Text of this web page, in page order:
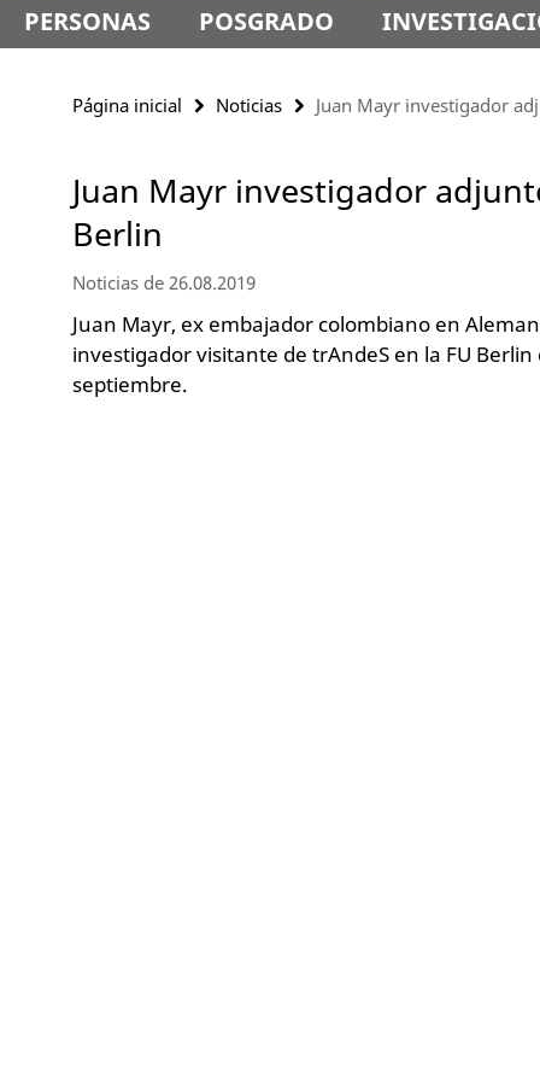
PERSONAS POSGRADO
Página inicial Noticias Juan Mayr investigador
Juan Mayr investigador
Berlin
Noticias de 26.08.2019
Juan Mayr, ex embajador colombiano en
investigador visitante de trAndeS en la FU
septiembre.